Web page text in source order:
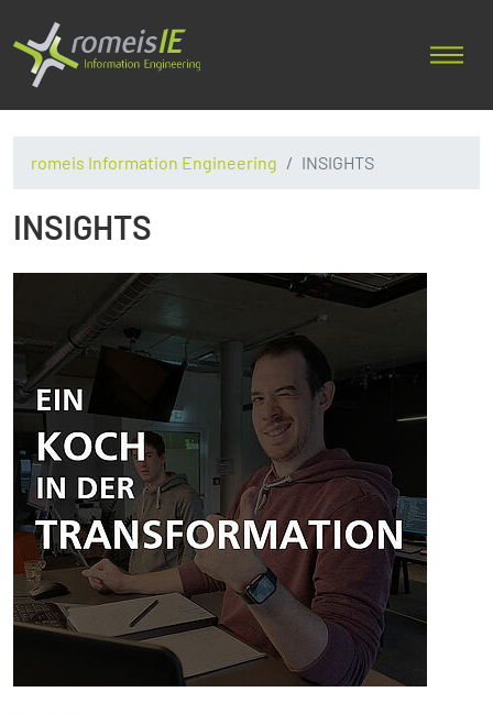
romeis Information Engineering INSIGHTS
INSIGHTS